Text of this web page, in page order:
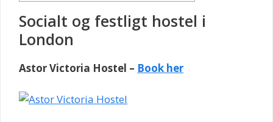
Socialt og festligt hostel i
London
Astor Victoria Hostel – Book her